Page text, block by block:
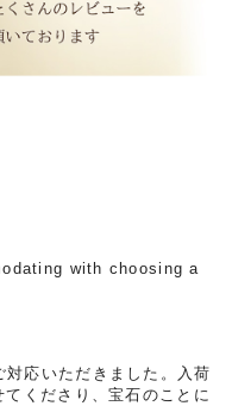
with choosing a
応いただきました。入荷
くださり、宝石のことに